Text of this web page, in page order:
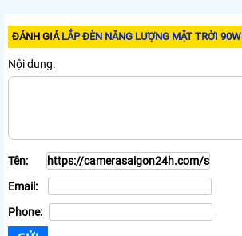
ĐÁNH GIÁ LẮP ĐÈN NĂNG LƯỢNG MẶT TRỜI 90W
Nội dung:
Tên:
Email:
Phone: